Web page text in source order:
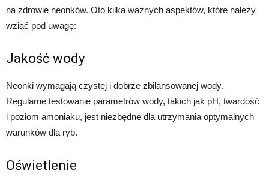
na zdrowie neonków. Oto kilka ważnych aspektów, które należy
wziąć pod uwagę:
Jakość wody
Neonki wymagają czystej i dobrze zbilansowanej wody.
Regularne testowanie parametrów wody, takich jak pH, twardość
i poziom amoniaku, jest niezbędne dla utrzymania optymalnych
warunków dla ryb.
Oświetlenie